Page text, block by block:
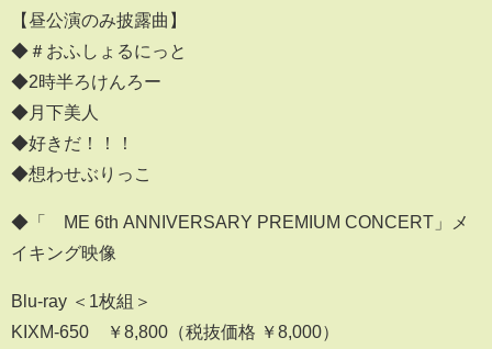
【昼公演のみ披露曲】
◆＃おふしょるにっと
◆2時半ろけんろー
◆月下美人
◆好きだ！！！
◆想わせぶりっこ
◆「≠ME 6th ANNIVERSARY PREMIUM CONCERT」メ
イキング映像
Blu-ray ＜1枚組＞
KIXM-650 ￥8,800（税抜価格 ￥8,000）